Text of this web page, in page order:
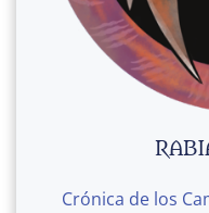
Crónica de los